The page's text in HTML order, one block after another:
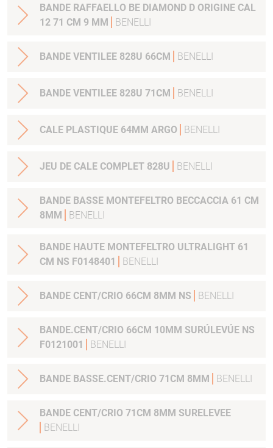
BANDE RAFFAELLO BE DIAMOND D ORIGINE CAL
12 71 CM 9 MM
BENELLI
BANDE VENTILEE 828U 66CM BENELLI
BANDE VENTILEE 828U 71CM BENELLI
CALE PLASTIQUE 64MM ARGO BENELLI
JEU DE CALE COMPLET 828U BENELLI
BANDE BASSE MONTEFELTRO BECCACCIA 61 CM
8MM
BENELLI
BANDE HAUTE MONTEFELTRO ULTRALIGHT 61
CM NS F0148401
BENELLI
BANDE CENT/CRIO 66CM 8MM NS BENELLI
BANDE.CENT/CRIO 66CM 10MM SURÚLEVÚE NS
F0121001
BENELLI
BANDE BASSE.CENT/CRIO 71CM 8MM BENELLI
BANDE CENT/CRIO 71CM 8MM SURELEVEE
BENELLI